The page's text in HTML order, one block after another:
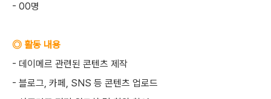
- 00명
◎ 활동 내용
- 데이메르 관련된 콘텐츠 제작
- 블로그, 카페, SNS 등 콘텐츠 업로드